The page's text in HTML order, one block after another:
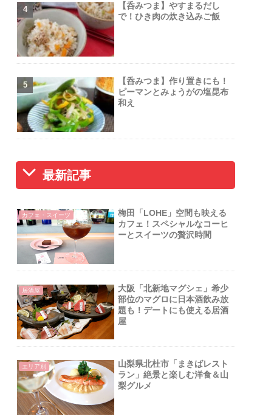
【呑みつま】やすまるだし
で！ひき肉の炊き込みご飯
【呑みつま】作り置きにも！
ピーマンとみょうがの塩昆布
和え
最新記事
カフェ・スイーツ
梅田「LOHE」空間も映える
カフェ！スペシャルなコーヒ
ーとスイーツの贅沢時間
居酒屋
大阪「北新地マグシェ」希少
部位のマグロに日本酒飲み放
題も！デートにも使える居酒
屋
エリア別
山梨県北杜市「まきばレスト
ラン」絶景と楽しむ洋食＆山
梨グルメ